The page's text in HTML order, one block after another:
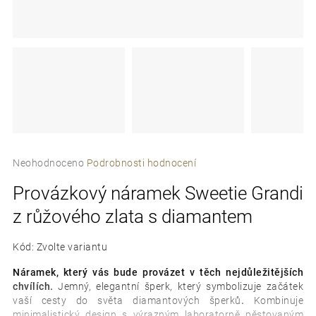
Průměrné
produktu
je
0,0
5
Neohodnoceno Podrobnosti hodnocení
Provázkový náramek Sweetie Grandi
z růžového zlata s diamantem
Kód: Zvolte variantu
Náramek, který vás bude provázet v těch nejdůležitějších
chvílích.Jemný, elegantní šperk, který symbolizuje začátek
vaší cesty do světa diamantových šperků.
Kombinuje
í
t
?
D
o